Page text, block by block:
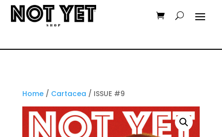
Home/ Cartacea / ISSUE #9